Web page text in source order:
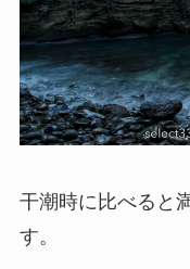
干潮時に比べると
す。